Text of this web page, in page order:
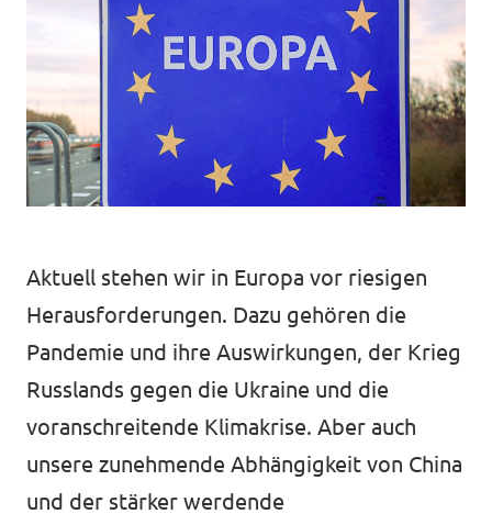
Presse
Mache bei uns mit!
Jobs bei Volt
Datenschutz
Aktuell stehen wir in Europa vor riesigen
Herausforderungen. Dazu gehören die
Pandemie und ihre Auswirkungen, der Krieg
Russlands gegen die Ukraine und die
voranschreitende Klimakrise. ​​Aber auch
unsere zunehmende Abhängigkeit von China
und der stärker werdende